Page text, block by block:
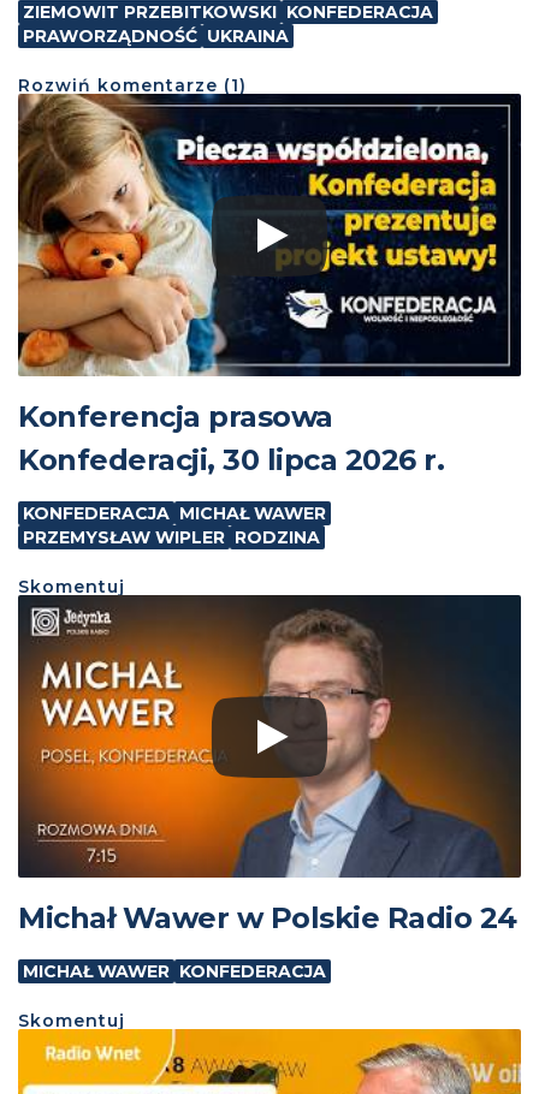
ZIEMOWIT PRZEBITKOWSKI KONFEDERACJA
PRAWORZĄDNOŚĆ UKRAINA
Rozwiń komentarze (1)
Konferencja prasowa
Konfederacji, 30 lipca 2026 r.
KONFEDERACJA MICHAŁ WAWER
PRZEMYSŁAW WIPLER RODZINA
Skomentuj
Michał Wawer w Polskie Radio 24
MICHAŁ WAWER KONFEDERACJA
Skomentuj